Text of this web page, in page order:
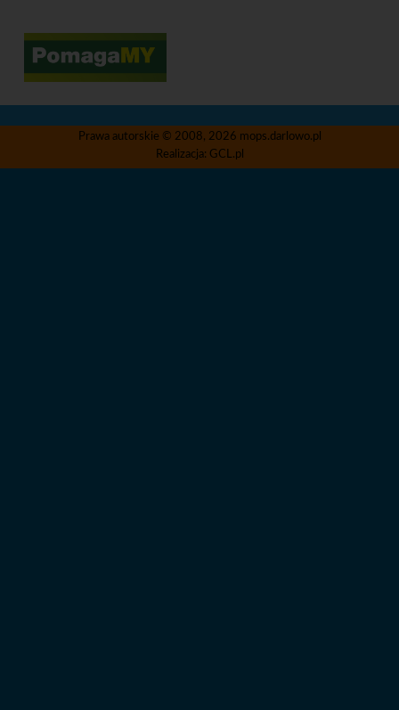
Prawa autorskie © 2008, 2026 mops.darlowo.pl
Realizacja: GCL.pl